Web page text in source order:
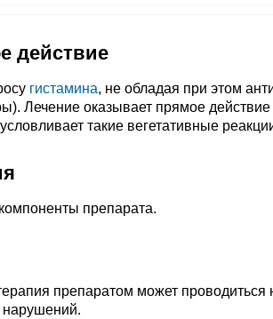
действие
гистамина, не обладая при этом
Лечение оказывает прямое
такие вегетативные
препарата.
препаратом может
нарушений.